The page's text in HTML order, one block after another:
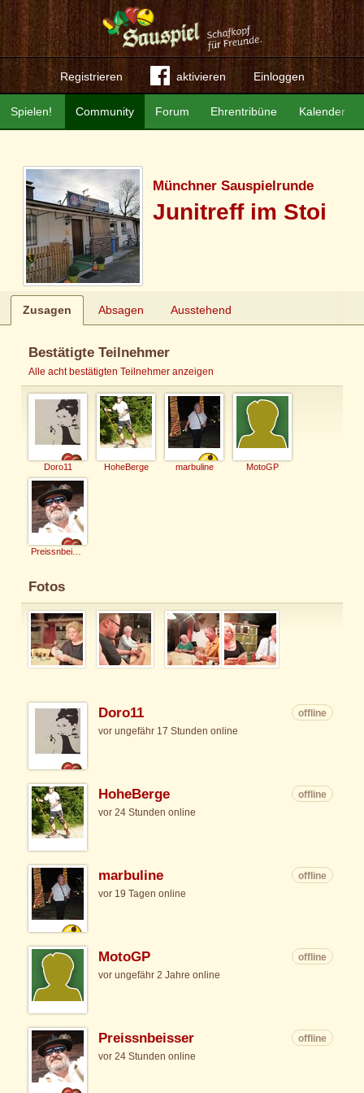
Registrieren aktivieren Einloggen
Community Forum Ehrentribüne Kalender
Spielen!
Münchner Sauspielrunde
Junitreff im Stoi
Zusagen Absagen Ausstehend
Bestätigte Teilnehmer
Alle acht bestätigten Teilnehmer anzeigen
Doro11 HoheBerge marbuline MotoGP
Fotos
Doro11
offline
vor ungefähr 17 Stunden online
HoheBerge
offline
vor 24 Stunden online
marbuline
offline
vor 19 Tagen online
MotoGP
offline
vor ungefähr 2 Jahre online
Preissnbeisser
offline
vor 24 Stunden online